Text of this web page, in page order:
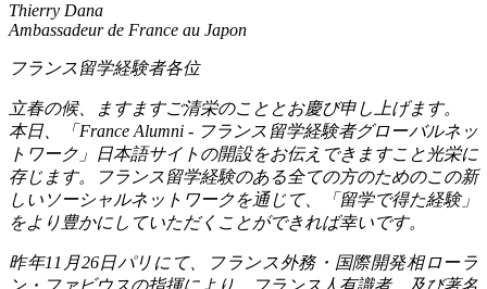
Thierry Dana
Ambassadeur de France au Japon
フランス留学経験者各位
立春の候、ますますご清栄のこととお慶び申し上げます。
本日、「France Alumni - フランス留学経験者グローバルネッ
トワーク」日本語サイトの開設をお伝えできますこと光栄に
存じます。フランス留学経験のある全ての方のためのこの新
しいソーシャルネットワークを通じて、「留学で得た経験」
をより豊かにしていただくことができれば幸いです。
昨年11月26日パリにて、フランス外務・国際開発相ローラ
ン・ファビウスの指揮により、フランス人有識者、及び著名